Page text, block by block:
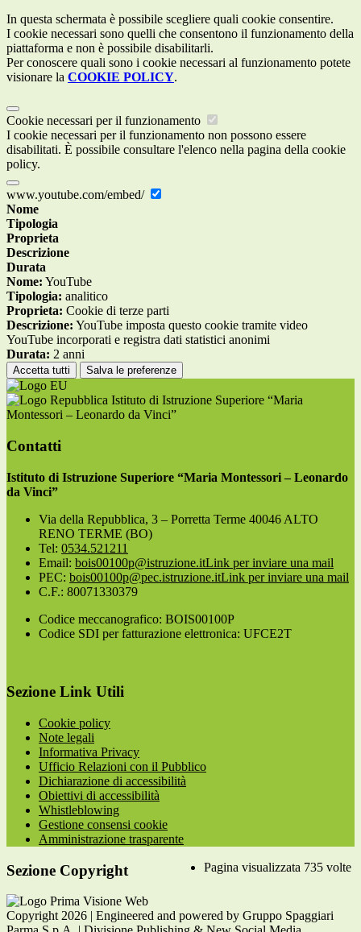
In questa schermata è possibile scegliere quali cookie consentire.
I cookie necessari sono quelli che consentono il funzionamento della
piattaforma e non è possibile disabilitarli.
Per conoscere quali sono i cookie necessari al funzionamento potete
visionare la COOKIE POLICY.
Cookie necessari per il funzionamento
I cookie necessari per il funzionamento non possono essere
disabilitati. È possibile consultare l'elenco nella pagina della cookie
policy.
www.youtube.com/embed/
Nome
Tipologia
Proprieta
Descrizione
Durata
Nome: YouTube
Tipologia: analitico
Proprieta: Cookie di terze parti
Descrizione: YouTube imposta questo cookie tramite video
YouTube incorporati e registra dati statistici anonimi
Durata: 2 anni
Accetta tutti Salva le preferenze
Istituto di Istruzione Superiore “Maria
Montessori – Leonardo da Vinci”
Contatti
Istituto di Istruzione Superiore “Maria Montessori – Leonardo
da Vinci”
Via della Repubblica, 3 – Porretta Terme 40046 ALTO
RENO TERME (BO)
Tel: 0534.521211
Email: bois00100p@istruzione.itLink per inviare una mail
PEC: bois00100p@pec.istruzione.itLink per inviare una mail
C.F.: 80071330379
Codice meccanografico: BOIS00100P
Codice SDI per fatturazione elettronica: UFCE2T
Sezione Link Utili
Cookie policy
Note legali
Informativa Privacy
Ufficio Relazioni con il Pubblico
Dichiarazione di accessibilità
Obiettivi di accessibilità
Whistleblowing
Gestione consensi cookie
Amministrazione trasparente
Pagina visualizzata 735 volte
Sezione Copyright
Copyright 2026 | Engineered and powered by Gruppo Spaggiari